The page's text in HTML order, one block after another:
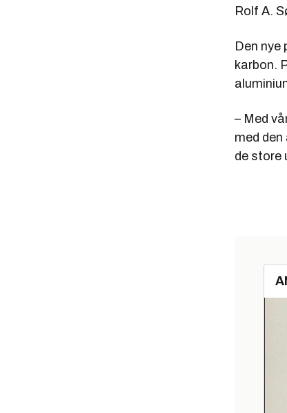
Rolf A.
Den nye
karbon.
– Med
med
de store